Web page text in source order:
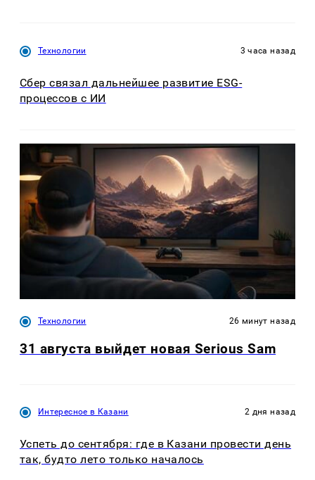
Технологии 3 часа назад
Сбер связал дальнейшее развитие ESG-
процессов с ИИ
Технологии 26 минут назад
31 августа выйдет новая Serious Sam
Интересное в Казани 2 дня назад
Успеть до сентября: где в Казани провести день
так, будто лето только началось